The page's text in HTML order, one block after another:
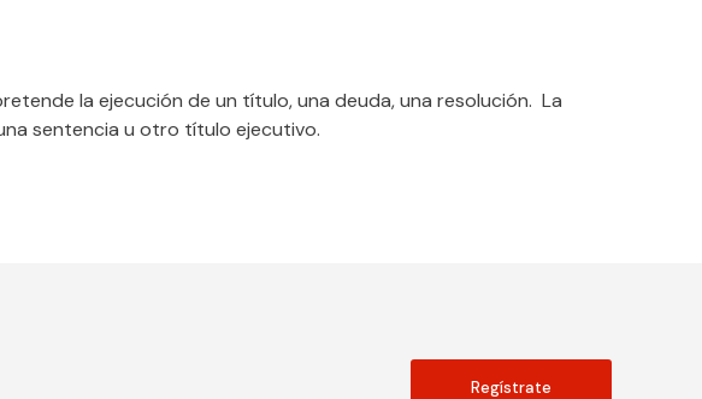
la ejecución de un título, una deuda, una resolución. La
sentencia u otro título ejecutivo.
Regístrate